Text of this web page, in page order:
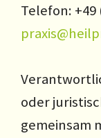
Telefon: +49
oder
gemeinsam